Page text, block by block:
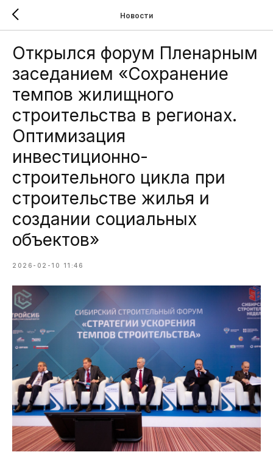
Новости
Открылся форум Пленарным
заседанием «Сохранение
темпов жилищного
строительства в регионах.
Оптимизация
инвестиционно-
строительного цикла при
строительстве жилья и
создании социальных
объектов»
2026-02-10 11:46